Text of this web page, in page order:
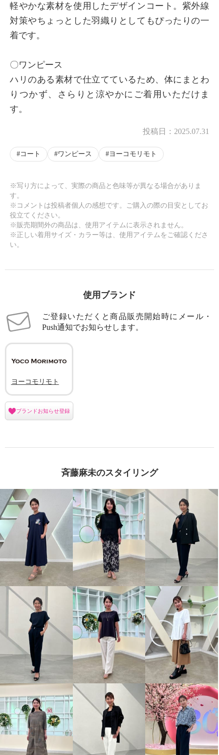
軽やかな素材を使用したデザインコート。紫外線
対策やちょっとした羽織りとしてもぴったりの一
着です。
〇ワンピース
ハリのある素材で仕立てているため、体にまとわ
りつかず、さらりと涼やかにご着用いただけま
す。
投稿日： 2025.07.31
コート ワンピース ヨーコモリモト
※写り方によって、実際の商品と色味等が異なる場合がありま
す。
※コメントは投稿者個人の感想です。ご購入の際の目安としてお
役立てください。
※販売期間外の商品は、使用アイテムに表示されません。
※正しい着用サイズ・カラー等は、使用アイテムをご確認くださ
い。
使用ブランド
ご登録いただくと商品販売開始時にメール・
Push通知でお知らせします。
ヨーコモリモト
ブランドお知らせ登録
斉藤麻未のスタイリング